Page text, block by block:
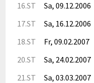
16.ST
Sa, 09.12.2006
17.ST
Sa, 16.12.2006
18.ST
Fr, 09.02.2007
20.ST
Sa, 24.02.2007
21.ST
Sa, 03.03.2007